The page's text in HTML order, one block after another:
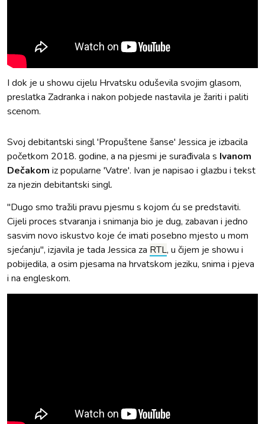
I dok je u showu cijelu Hrvatsku oduševila svojim glasom,
preslatka Zadranka i nakon pobjede nastavila je žariti i paliti
scenom.
Svoj debitantski singl 'Propuštene šanse' Jessica je izbacila
početkom 2018. godine, a na pjesmi je surađivala s Ivanom
Dečakom iz popularne 'Vatre'. Ivan je napisao i glazbu i tekst
za njezin debitantski singl.
"Dugo smo tražili pravu pjesmu s kojom ću se predstaviti.
Cijeli proces stvaranja i snimanja bio je dug, zabavan i jedno
sasvim novo iskustvo koje će imati posebno mjesto u mom
sjećanju", izjavila je tada Jessica za RTL, u čijem je showu i
pobijedila, a osim pjesama na hrvatskom jeziku, snima i pjeva
i na engleskom.